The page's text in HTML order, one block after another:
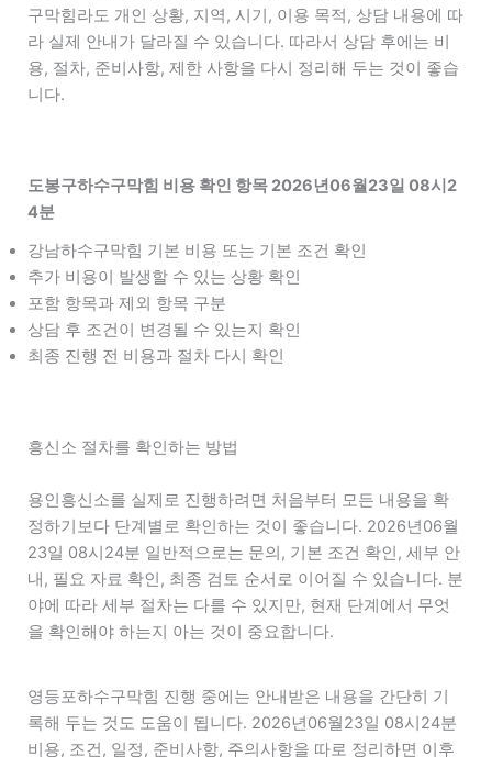
구막힘라도 개인 상황, 지역, 시기, 이용 목적, 상담 내용에 따
라 실제 안내가 달라질 수 있습니다. 따라서 상담 후에는 비
용, 절차, 준비사항, 제한 사항을 다시 정리해 두는 것이 좋습
니다.
도봉구하수구막힘 비용 확인 항목 2026년06월23일 08시2
4분
강남하수구막힘 기본 비용 또는 기본 조건 확인
추가 비용이 발생할 수 있는 상황 확인
포함 항목과 제외 항목 구분
상담 후 조건이 변경될 수 있는지 확인
최종 진행 전 비용과 절차 다시 확인
흥신소 절차를 확인하는 방법
용인흥신소를 실제로 진행하려면 처음부터 모든 내용을 확
정하기보다 단계별로 확인하는 것이 좋습니다. 2026년06월
23일 08시24분 일반적으로는 문의, 기본 조건 확인, 세부 안
내, 필요 자료 확인, 최종 검토 순서로 이어질 수 있습니다. 분
야에 따라 세부 절차는 다를 수 있지만, 현재 단계에서 무엇
을 확인해야 하는지 아는 것이 중요합니다.
영등포하수구막힘 진행 중에는 안내받은 내용을 간단히 기
록해 두는 것도 도움이 됩니다. 2026년06월23일 08시24분
비용, 조건, 일정, 준비사항, 주의사항을 따로 정리하면 이후